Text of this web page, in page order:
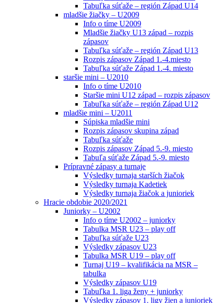
Tabuľka súťaže – región Západ U14
mladšie žiačky – U2009
Info o tíme U2009
Mladšie žiačky U13 západ – rozpis
zápasov
Tabuľka súťaže – región Západ U13
Rozpis zápasov Západ 1.-4.miesto
Tabuľka súťaže Západ 1.-4. miesto
staršie mini – U2010
Info o tíme U2010
Staršie mini U12 západ – rozpis zápasov
Tabuľka súťaže – región Západ U12
mladšie mini – U2011
Súpiska mladšie mini
Rozpis zápasov skupina západ
Tabuľka súťaže
Rozpis zápasov Západ 5.-9. miesto
Tabuľa súťaže Západ 5.-9. miesto
Prípravné zápasy a turnaje
Výsledky turnaja starších žiačok
Výsledky turnaja Kadetiek
Výsledky turnaja žiačok a junioriek
Hracie obdobie 2020/2021
Juniorky – U2002
Info o tíme U2002 – juniorky
Tabulka MSR U23 – play off
Tabuľka súťaže U23
Výsledky zápasov U23
Tabulka MSR U19 – play off
Turnaj U19 – kvalifikácia na MSR –
tabulka
Výsledky zápasov U19
Tabuľka 1. liga ženy + juniorky
Výsledky zápasov 1. ligy žien a junioriek